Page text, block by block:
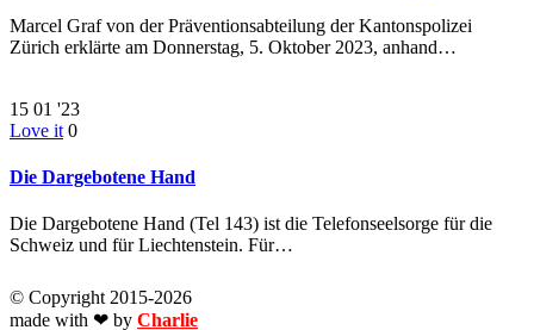
Marcel Graf von der Präventionsabteilung der Kantonspolizei
Zürich erklärte am Donnerstag, 5. Oktober 2023, anhand…
15 01 '23
Love it 0
Die Dargebotene Hand
Die Dargebotene Hand (Tel 143) ist die Telefonseelsorge für die
Schweiz und für Liechtenstein. Für…
© Copyright 2015-2026
made with ❤ by Charlie